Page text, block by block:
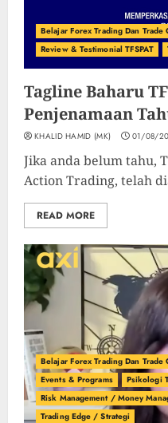
Belajar Forex Trading Dan Trade
Review & Testimonial TFSPAT
Tagline Baharu
Penjenamaan
KHALID HAMID (MK) 01/08/
Jika anda belum tahu,
Action Trading, telah
READ MORE
Belajar Forex Trading Dan Trade
Events & Programs
Psikologi
Risk Management / Money
Trading Edge / Strategi